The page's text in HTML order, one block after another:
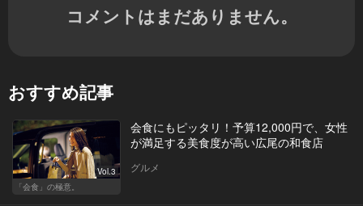
コメントはまだありません。
おすすめ記事
Vol.3
「会食」の極意。
会食にもピッタリ！予算12,000円で、女性
が満足する美食度が高い広尾の和食店
グルメ